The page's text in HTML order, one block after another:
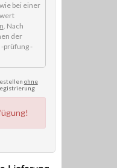
bei einer
. Nach
der
prüfung -
ohne